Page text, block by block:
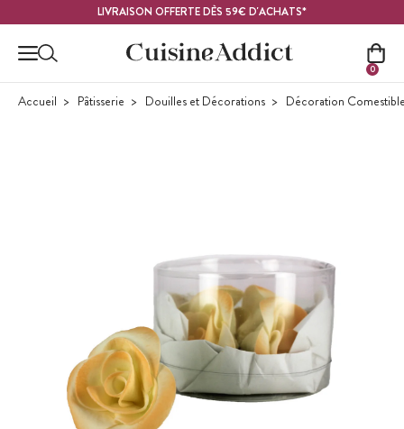
LIVRAISON OFFERTE DÈS 59€ D'ACHATS*
0
Accueil Pâtisserie Douilles et Décorations Décoration